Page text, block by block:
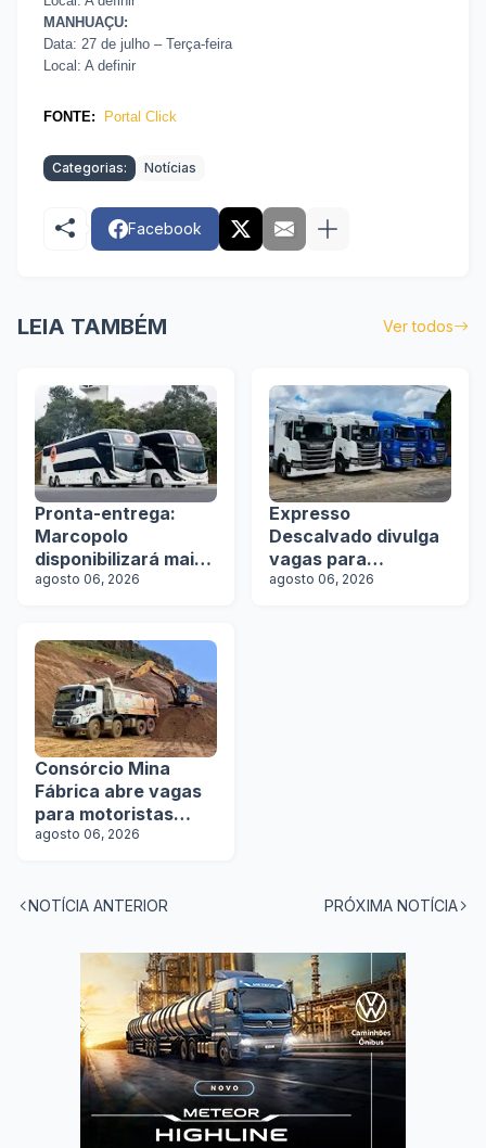
MANHUAÇU:
Data: 27 de julho – Terça-feira
Local: A definir
FONTE: Portal Click
Categorias: Notícias
Facebook
LEIA TAMBÉM Ver todos
Pronta-entrega:
Marcopolo
disponibilizará mais
de 100 ônibus para
agosto 06, 2026
Expresso
Descalvado divulga
vagas para
motoristas
agosto 06, 2026
Consórcio Mina
Fábrica abre vagas
para motoristas
categoria D
agosto 06, 2026
NOTÍCIA ANTERIOR PRÓXIMA NOTÍCIA